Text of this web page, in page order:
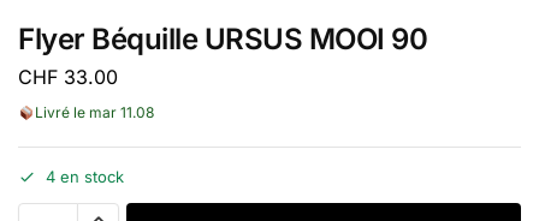
Flyer Béquille URSUS MOOI 90
CHF 33.00
Livré le mar 11.08
4 en stock